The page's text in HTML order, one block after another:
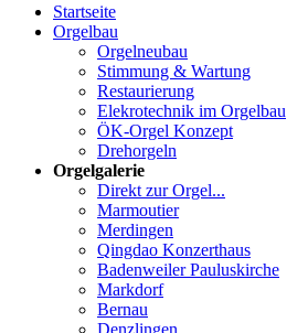
Startseite
Orgelbau
Orgelneubau
Stimmung & Wartung
Restaurierung
Elekrotechnik im Orgelbau
ÖK-Orgel Konzept
Drehorgeln
Orgelgalerie
Direkt zur Orgel...
Marmoutier
Merdingen
Qingdao Konzerthaus
Badenweiler Pauluskirche
Markdorf
Bernau
Denzlingen